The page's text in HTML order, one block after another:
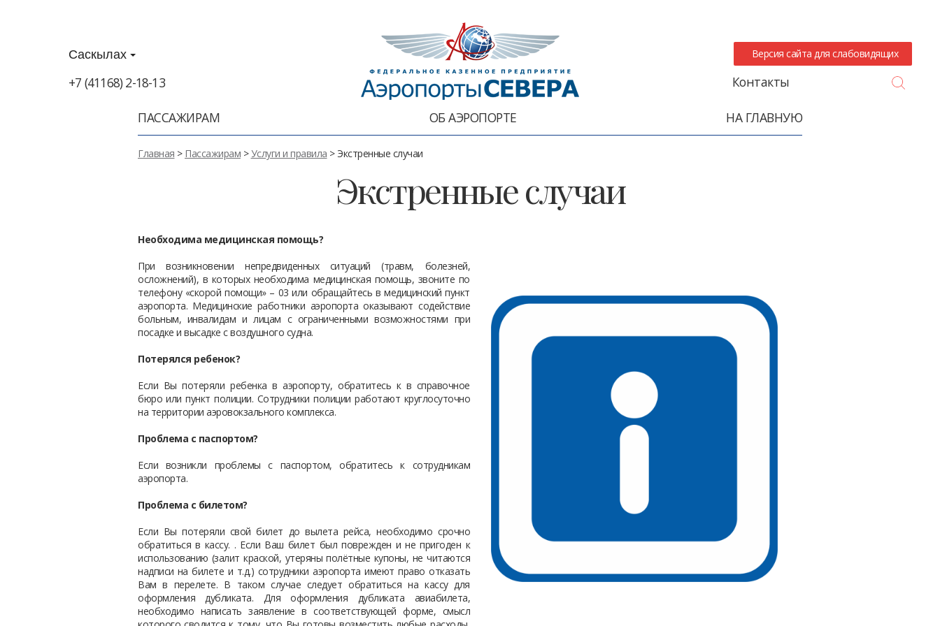
Саскылах
+7 (41168) 2-18-13
Версия сайта для слабовидящих
Контакты
ПАССАЖИРАМ ОБ АЭРОПОРТЕ НА ГЛАВНУЮ
Главная > Пассажирам >Услуги и правила > Экстренные случаи
Экстренные случаи
Необходима медицинская помощь?
При возникновении непредвиденных ситуаций (травм, болезней,
осложнений), в которых необходима медицинская помощь, звоните по
телефону «скорой помощи» – 03 или обращайтесь в медицинский пункт
аэропорта. Медицинские работники аэропорта оказывают содействие
больным, инвалидам и лицам с ограниченными возможностями при
посадке и высадке с воздушного судна.
Потерялся ребенок?
Если Вы потеряли ребенка в аэропорту, обратитесь к в справочное
бюро или пункт полиции. Сотрудники полиции работают круглосуточно
на территории аэровокзального комплекса.
Проблема с паспортом?
Если возникли проблемы с паспортом, обратитесь к сотрудникам
аэропорта.
Проблема с билетом?
Если Вы потеряли свой билет до вылета рейса, необходимо срочно
обратиться в кассу. . Если Ваш билет был поврежден и не пригоден к
использованию (залит краской, утеряны полётные купоны, не читаются
надписи на билете и т.д.) сотрудники аэропорта имеют право отказать
Вам в перелете. В таком случае следует обратиться на кассу для
оформления дубликата. Для оформления дубликата авиабилета,
необходимо написать заявление в соответствующей форме, смысл